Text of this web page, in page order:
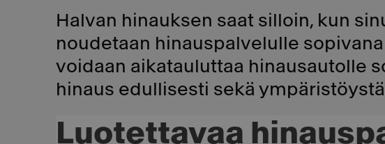
Halvan hinauksen saat silloin, kun
noudetaan hinauspalvelulle
voidaan aikatauluttaa hinausautolle
hinaus edullisesti sekä